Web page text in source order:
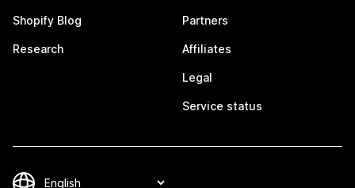
Shopify Blog
Research
Partners
Affiliates
Legal
Service status